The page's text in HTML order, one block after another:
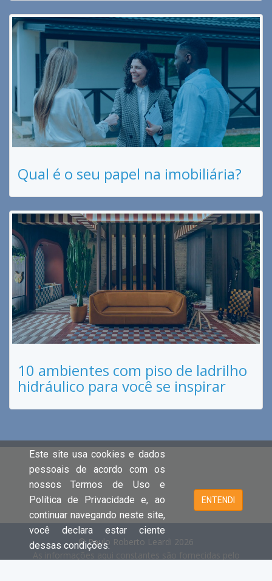
Qual é o seu papel na imobiliária?
10 ambientes com piso de ladrilho
hidráulico para você se inspirar
© Paulo Roberto Leardi 2026
Este site usa cookies e dados
pessoais de acordo com os
nossos Termos de Uso e
Política de Privacidade e, ao
continuar navegando neste site,
você declara estar ciente
dessas condições.
ENTENDI